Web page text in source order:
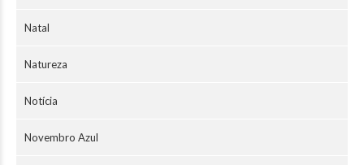
Natal
Natureza
Notícia
Novembro Azul